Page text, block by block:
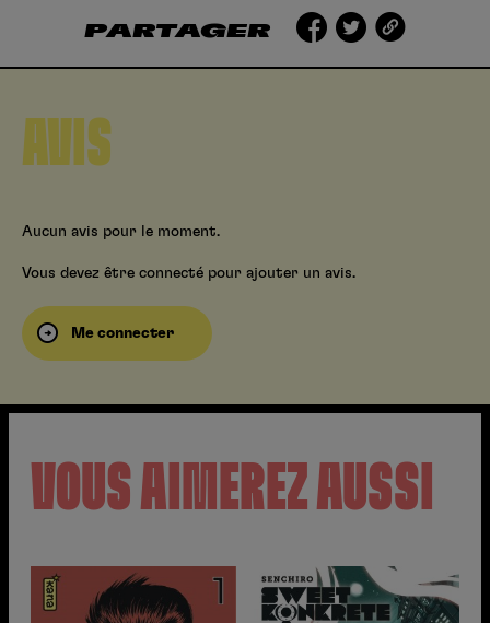
PARTAGER
AVIS
Aucun avis pour le moment.
Vous devez être connecté pour ajouter un avis.
Me connecter
VOUS AIMEREZ AUSSI